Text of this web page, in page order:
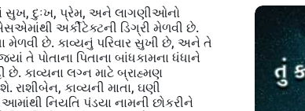
સુખ, દુઃખ, પ્રેમ, અને લાગણીઓનો
અર્કીટેક્ટની ડિગ્રી મેળવી છે.
છે. કાવ્યનું પરિવાર સુખી છે, અને તે
તે પોતાના પિતાના બાંધકામના ધંધાને
કાવ્યના લગ્ન માટે બ્રાહ્મણ
કાવ્યની માતા, ઘણી
નિયતિ પંડયા નામની છોકરીને